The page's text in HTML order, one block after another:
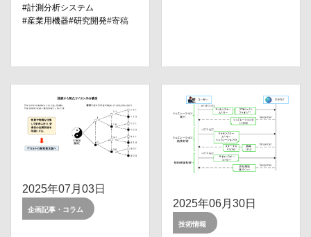
計測分析システム
産業用機器 研究開発 寄稿
2025年07月03日
企画記事・コラム
2025年06月30日
技術情報